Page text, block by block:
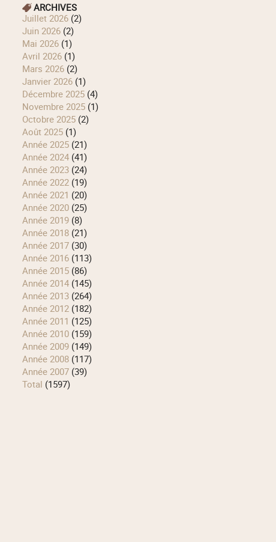
ARCHIVES
juillet 2026(2)
juin 2026(2)
mai 2026(1)
avril 2026(1)
mars 2026(2)
janvier 2026(1)
décembre 2025(4)
novembre 2025(1)
octobre 2025(2)
août 2025(1)
année 2025(21)
année 2024(41)
année 2023(24)
année 2022(19)
année 2021 (20)
année 2020(25)
année 2019(8)
année 2018(21)
année 2017(30)
année 2016(113)
année 2015(86)
année 2014(145)
année 2013(264)
année 2012(182)
année 2011 (125)
année 2010(159)
année 2009(149)
année 2008(117)
année 2007(39)
total (1597)